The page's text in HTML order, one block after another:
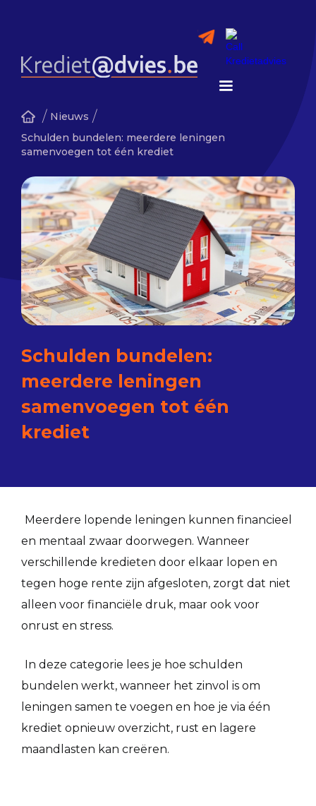
/ Nieuws /
Schulden bundelen: meerdere leningen
samenvoegen tot één krediet
Schulden bundelen:
meerdere leningen
samenvoegen tot één
krediet
Meerdere lopende leningen kunnen financieel
en mentaal zwaar doorwegen. Wanneer
verschillende kredieten door elkaar lopen en
tegen hoge rente zijn afgesloten, zorgt dat niet
alleen voor financiële druk, maar ook voor
onrust en stress.
In deze categorie lees je hoe schulden
bundelen werkt, wanneer het zinvol is om
leningen samen te voegen en hoe je via één
krediet opnieuw overzicht, rust en lagere
maandlasten kan creëren.